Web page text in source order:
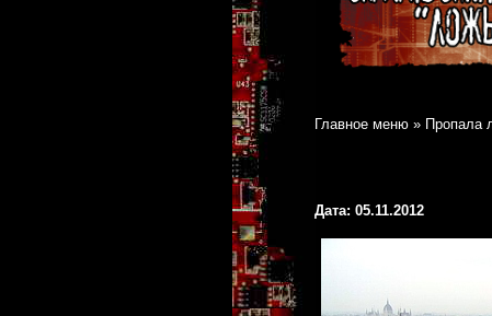
Главное меню » Пропала
Дата: 05.11.2012